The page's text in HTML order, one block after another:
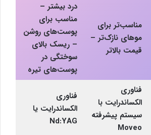
مناسب‌تر برای
موهای نازک‌تر –
قیمت بالاتر
درد بیشتر –
مناسب برای
پوست‌های روشن
– ریسک بالای
سوختگی در
پوست‌های تیره
فناوری
الکساندرایت با
سیستم پیشرفته
Moveo
فناوری
الکساندرایت یا
Nd:YAG